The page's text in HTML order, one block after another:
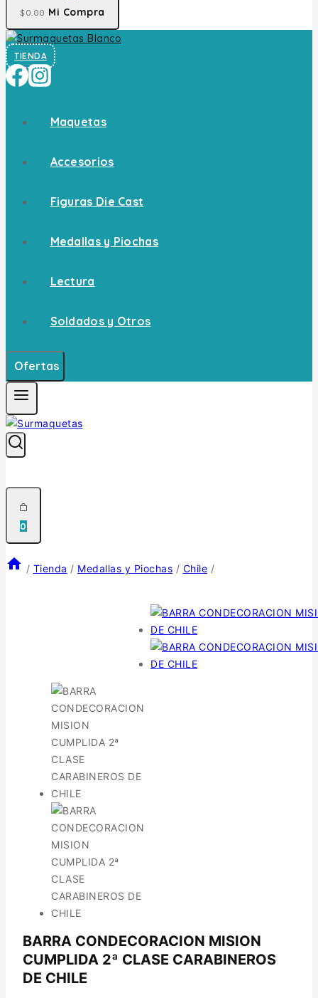
$0 .00 Mi Compra
TIENDA
Maquetas
Accesorios
Figuras Die Cast
Medallas y Piochas
Lectura
Soldados y Otros
Ofertas
0
/ Tienda / Medallas y Piochas / Chile /
BARRA CONDECORACION MISION
CUMPLIDA 2ª CLASE CARABINEROS
DE CHILE